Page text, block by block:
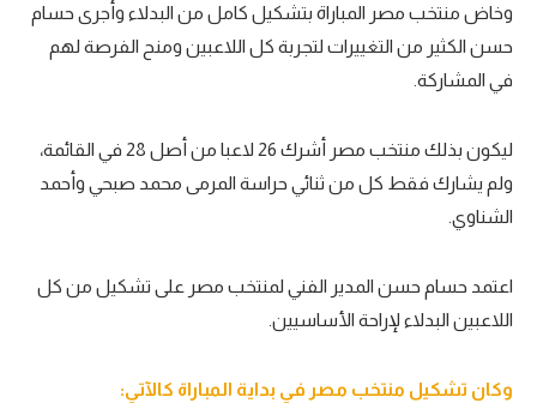
آسيا
أمريكا
أقسام خاصة
ميركاتو
تقرير في الجول
وخاض منتخب مصر المباراة بتشكيل كامل من البدلاء وأجرى حسام
حسن الكثير من التغييرات لتجربة كل اللاعبين ومنح الفرصة لهم
في المشاركة.
ليكون بذلك منتخب مصر أشرك 26 لاعبا من أصل 28 في القائمة،
ولم يشارك فقط كل من ثنائي حراسة المرمى محمد صبحي وأحمد
الشناوي.
اعتمد حسام حسن المدير الفني لمنتخب مصر على تشكيل من كل
اللاعبين البدلاء لإراحة الأساسيين.
وكان تشكيل منتخب مصر في بداية المباراة كالآتي: